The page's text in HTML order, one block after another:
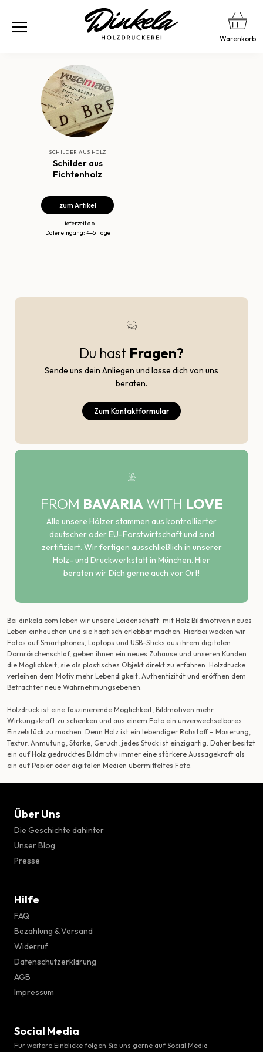
Warenkorb
SCHILDER AUS HOLZ
Schilder aus
Fichtenholz
zum Artikel
Lieferzeit ab
Dateneingang: 4–5 Tage
Du hast Fragen?
Sende uns dein Anliegen und lasse dich von uns
beraten.
Zum Kontaktformular
FROM BAVARIAWITH LOVE
Alle unsere Hölzer stammen aus kontrollierter
deutscher oder EU-Forstwirtschaft und sind
zertifiziert. Wir fertigen ausschließlich in unserer
Holz- und Druckwerkstatt in München. Hier
beraten wir Dich gerne auch vor Ort!
Bei dinkela.com leben wir unsere Leidenschaft: mit Holz Bildmotiven neues
Leben einhauchen und sie haptisch erlebbar machen. Hierbei wecken wir
Fotos auf Smartphones, Laptops und USB-Sticks aus ihrem digitalen
Dornröschenschlaf, geben ihnen ein neues Zuhause und unseren Kunden
die Möglichkeit, sie als plastisches Objekt direkt zu erfahren. Holzdrucke
verleihen dem Motiv mehr Lebendigkeit, Authentizität und eröffnen dem
Betrachter neue Wahrnehmungsebenen.
Holzdruck ist eine faszinierende Möglichkeit, Bildmotiven mehr
Wirkungskraft zu schenken und aus einem Foto ein unverwechselbares
Einzelstück zu machen. Denn Holz ist ein lebendiger Rohstoff – Maserung,
Textur, Anmutung, Stärke, Geruch, jedes Stück ist einzigartig. Daher besitzt
ein auf Holz gedrucktes Bildmotiv immer eine stärkere Aussagekraft als
ein auf Papier oder digitalen Medien übermitteltes Foto.
Über Uns
Die Geschichte dahinter
Unser Blog
Presse
Hilfe
FAQ
Bezahlung & Versand
Widerruf
Datenschutzerklärung
AGB
Impressum
Social Media
Für weitere Einblicke folgen Sie uns gerne auf Social Media